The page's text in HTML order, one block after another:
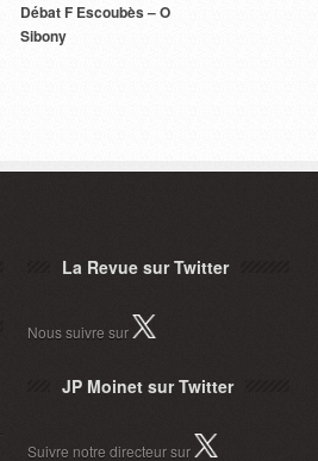
Débat F Escoubès – O
Sibony
La Revue sur Twitter
Nous suivre sur
JP Moinet sur Twitter
Suivre notre directeur sur